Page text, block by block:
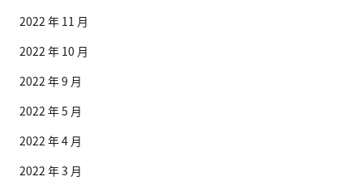
2022 年 11 月
2022 年 10 月
2022 年 9 月
2022 年 5 月
2022 年 4 月
2022 年 3 月